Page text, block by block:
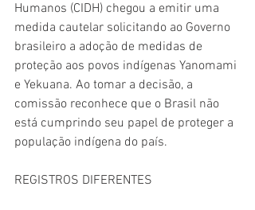
Humanos (CIDH) chegou a emitir uma
medida cautelar solicitando ao Governo
brasileiro a adoção de medidas de
proteção aos povos indígenas Yanomami
e Yekuana. Ao tomar a decisão, a
comissão reconhece que o Brasil não
está cumprindo seu papel de proteger a
população indígena do país.
REGISTROS DIFERENTES